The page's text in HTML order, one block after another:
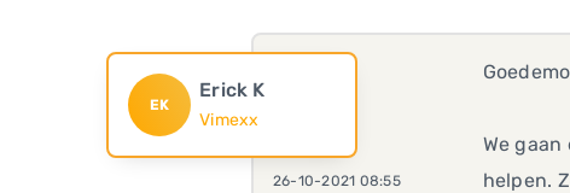
EK
Erick K
Vimexx
26-10-2021 08:55
We
helpen.